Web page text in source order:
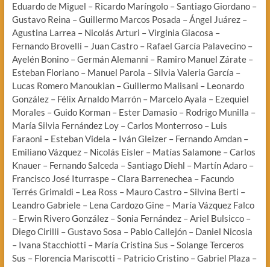
Eduardo de Miguel – Ricardo Maríngolo – Santiago Giordano –
Gustavo Reina – Guillermo Marcos Posada – Ángel Juárez –
Agustina Larrea – Nicolás Arturi – Virginia Giacosa –
Fernando Brovelli – Juan Castro – Rafael García Palavecino –
Ayelén Bonino – Germán Alemanni – Ramiro Manuel Zárate –
Esteban Floriano – Manuel Parola – Silvia Valeria García –
Lucas Romero Manoukian – Guillermo Malisani – Leonardo
González – Félix Arnaldo Marrón – Marcelo Ayala – Ezequiel
Morales – Guido Korman – Ester Damasio – Rodrigo Munilla –
María Silvia Fernández Loy – Carlos Monterroso – Luis
Faraoni – Esteban Videla – Iván Gleizer – Fernando Amdan –
Emiliano Vázquez – Nicolás Eisler – Matías Salamone – Carlos
Knauer – Fernando Salceda – Santiago Diehl – Martín Adaro –
Francisco José Iturraspe – Clara Barrenechea – Facundo
Terrés Grimaldi – Lea Ross – Mauro Castro – Silvina Berti –
Leandro Gabriele – Lena Cardozo Gine – María Vázquez Falco
– Erwin Rivero González – Sonia Fernández – Ariel Bulsicco –
Diego Cirilli – Gustavo Sosa – Pablo Callejón – Daniel Nicosia
– Ivana Stacchiotti – María Cristina Sus – Solange Terceros
Sus – Florencia Mariscotti – Patricio Cristino – Gabriel Plaza –